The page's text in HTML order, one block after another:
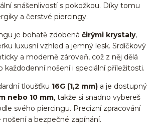
snášenlivostí s pokožkou. Díky tomu
a čerstvé piercingy.
je bohatě zdobená čirými krystaly,
luxusní vzhled a jemný lesk. Srdíčkový
a moderně zároveň, což z něj dělá
každodenní nošení i speciální příležitosti.
tloušťku 16G (1,2 mm) a je dostupný
nebo 10 mm, takže si snadno vybereš
svého piercingu. Precizní zpracování
a bezpečné zapínání.